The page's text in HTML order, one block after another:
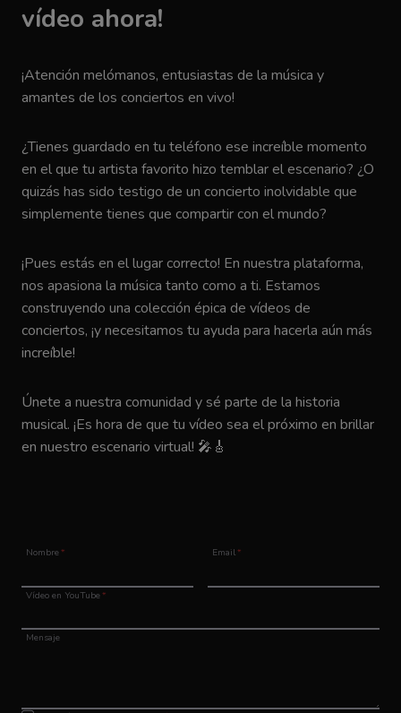
vídeo ahora!
¡Atención melómanos, entusiastas de la música y
amantes de los conciertos en vivo!
¿Tienes guardado en tu teléfono ese increíble momento
en el que tu artista favorito hizo temblar el escenario? ¿O
quizás has sido testigo de un concierto inolvidable que
simplemente tienes que compartir con el mundo?
¡Pues estás en el lugar correcto! En nuestra plataforma,
nos apasiona la música tanto como a ti. Estamos
construyendo una colección épica de vídeos de
conciertos, ¡y necesitamos tu ayuda para hacerla aún más
increíble!
Únete a nuestra comunidad y sé parte de la historia
musical. ¡Es hora de que tu vídeo sea el próximo en brillar
en nuestro escenario virtual! 🎤🎸
Nombre* Email*
Vídeo en YouTube*
Mensaje